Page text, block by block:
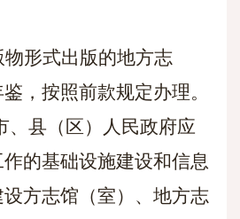
物形式出版的地方志
，按照前款规定办理。
、县（区）人民政府应
的基础设施建设和信息
方志馆（室）、地方志